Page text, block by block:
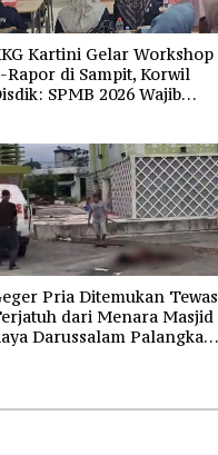
Kartini Gelar Workshop
Rapor di Sampit, Korwil
SPMB 2026 Wajib
Pria Ditemukan Tewas
dari Menara Masjid
Darussalam Palangka